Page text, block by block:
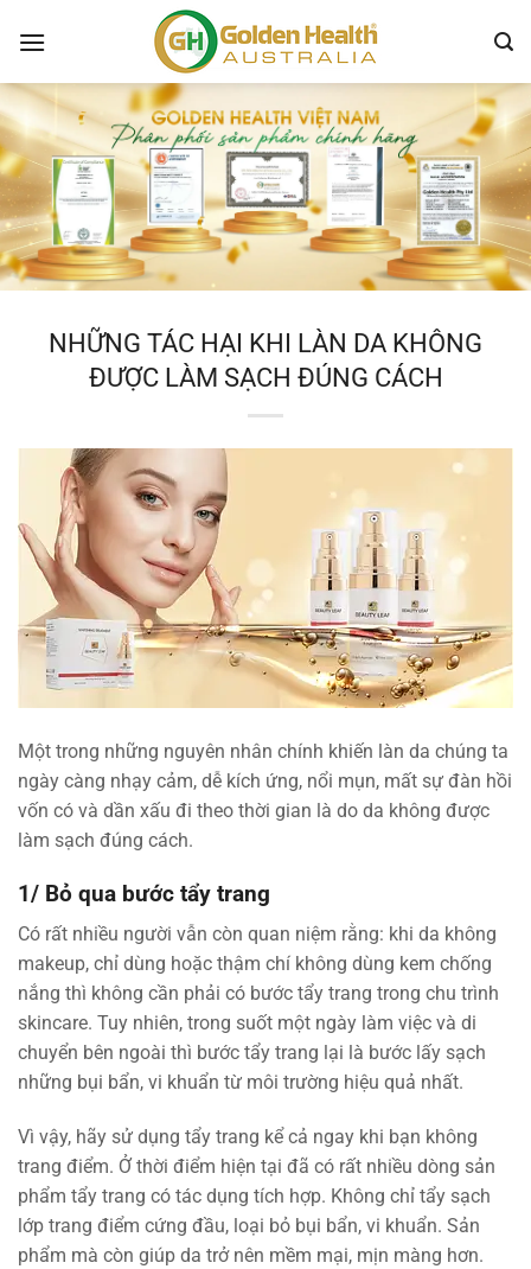
đến
dung
NHỮNG TÁC HẠI KHI LÀN DA KHÔNG
ĐƯỢC LÀM SẠCH ĐÚNG CÁCH
Một trong những nguyên nhân chính khiến làn da chúng ta
ngày càng nhạy cảm, dễ kích ứng, nổi mụn, mất sự đàn hồi
vốn có và dần xấu đi theo thời gian là do da không được
làm sạch đúng cách.
1/ Bỏ qua bước tẩy trang
Có rất nhiều người vẫn còn quan niệm rằng: khi da không
makeup, chỉ dùng hoặc thậm chí không dùng kem chống
nắng thì không cần phải có bước tẩy trang trong chu trình
skincare. Tuy nhiên, trong suốt một ngày làm việc và di
chuyển bên ngoài thì bước tẩy trang lại là bước lấy sạch
những bụi bẩn, vi khuẩn từ môi trường hiệu quả nhất.
Vì vậy, hãy sử dụng tẩy trang kể cả ngay khi bạn không
trang điểm. Ở thời điểm hiện tại đã có rất nhiều dòng sản
phẩm tẩy trang có tác dụng tích hợp. Không chỉ tẩy sạch
lớp trang điểm cứng đầu, loại bỏ bụi bẩn, vi khuẩn. Sản
phẩm mà còn giúp da trở nên mềm mại, mịn màng hơn.